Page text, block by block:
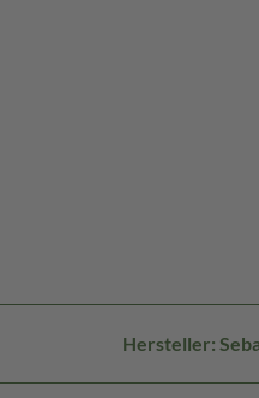
Hersteller: